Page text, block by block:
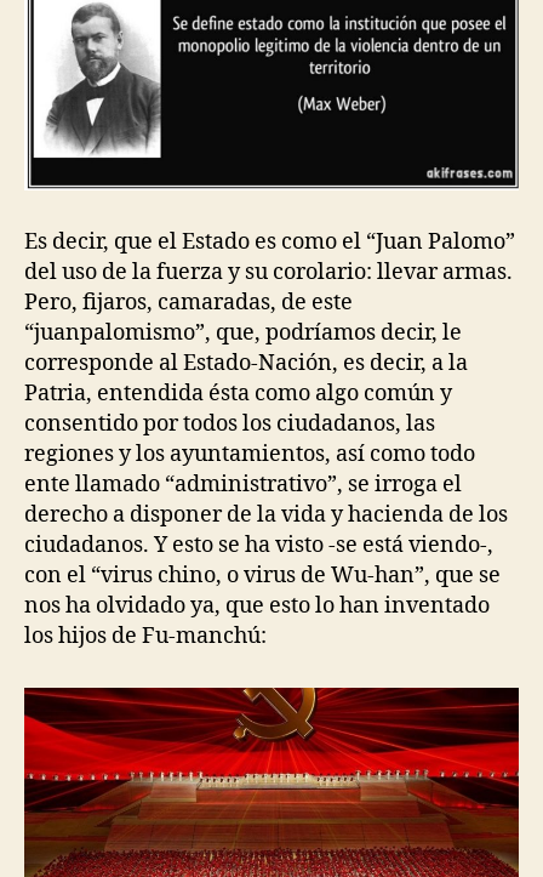
Es decir, que el Estado es como el “Juan Palomo”
del uso de la fuerza y su corolario: llevar armas.
Pero, fijaros, camaradas, de este
“juanpalomismo”, que, podríamos decir, le
corresponde al Estado-Nación, es decir, a la
Patria, entendida ésta como algo común y
consentido por todos los ciudadanos, las
regiones y los ayuntamientos, así como todo
ente llamado “administrativo”, se irroga el
derecho a disponer de la vida y hacienda de los
ciudadanos. Y esto se ha visto -se está viendo-,
con el “virus chino, o virus de Wu-han”, que se
nos ha olvidado ya, que esto lo han inventado
los hijos de Fu-manchú: